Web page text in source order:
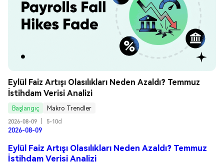
Eylül Faiz Artışı Olasılıkları Neden Azaldı? Temmuz
İstihdam Verisi Analizi
Başlangıç
Makro Trendler
2026-08-09
5-10d
2026-08-09
Eylül Faiz Artışı Olasılıkları Neden Azaldı? Temmuz
İstihdam Verisi Analizi